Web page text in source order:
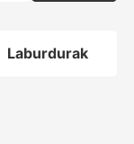
Laburdurak